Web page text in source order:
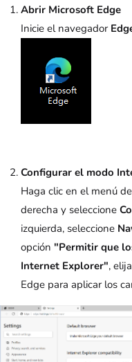
Abrir Microsoft Edge
Inicie el navegador
Configurar el modo
Haga clic en el menú
derecha y seleccione
izquierda, seleccione
opción "Permitir que
Internet Explorer", elija
Edge para aplicar los